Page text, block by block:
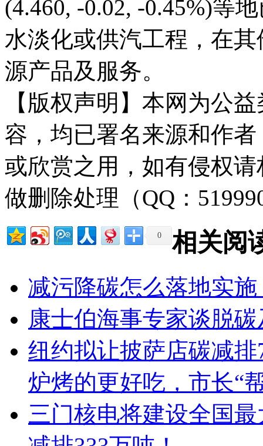
(4.460, -0.02, -0.45%)等
水淡化或供汽工程，在
源产品及服务。
【版权声明】本网为公
容，均已署名来源和作
或欣赏之用，如有侵权
做删除处理（QQ：
0 相关阅
减污降碳怎么落地实
康士伯海事专家谈脱
纽约拟让披萨店碳减
炉烤的更好吃，市长“
三门核电将建设全国